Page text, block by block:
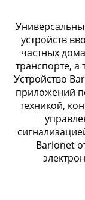
устройств
частных
транспорте, а
Устройство
приложений
техникой,
Barionet